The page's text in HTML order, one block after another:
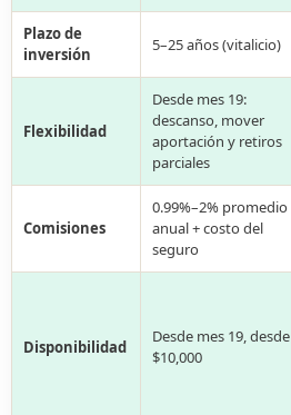
Plazo de
inversión
5–25 años (vitalicio)
Flexibilidad
Desde mes 19:
descanso, mover
aportación y retiros
parciales
Comisiones
0.99%–2% promedio
anual + costo del
seguro
Disponibilidad
Desde mes 19, desde
$10,000